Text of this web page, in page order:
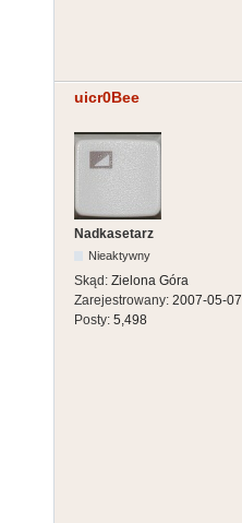
uicr0Bee
Nadkasetarz
Nieaktywny
Skąd: Zielona Góra
Zarejestrowany: 2007-05-07
Posty: 5,498